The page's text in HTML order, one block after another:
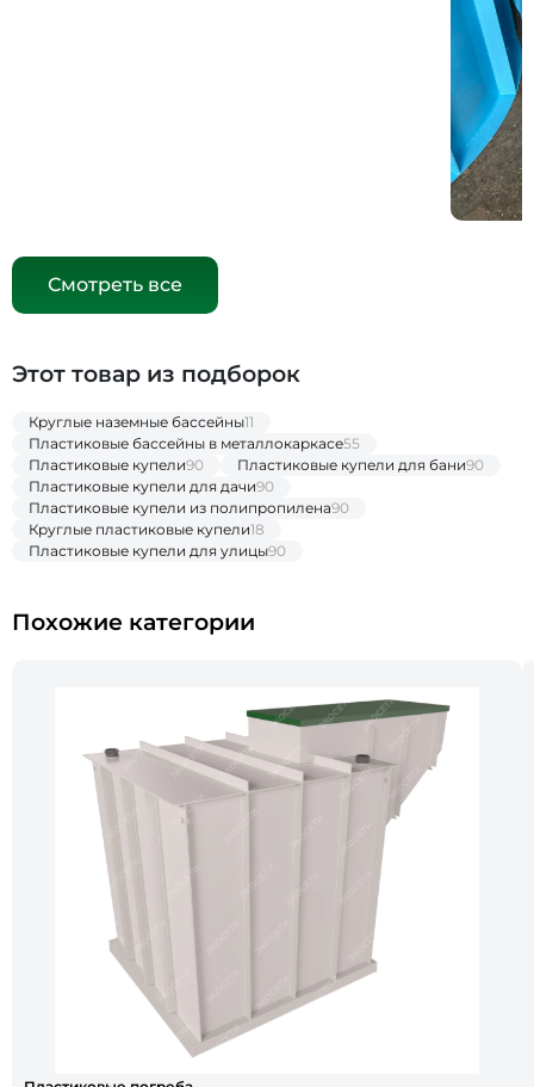
Смотреть все
Этот товар из подборок
Круглые наземные бассейны11
Пластиковые бассейны в металлокаркасе55
Пластиковые купели90 Пластиковые купели для бани90
Пластиковые купели для дачи90
Пластиковые купели из полипропилена90
Круглые пластиковые купели18
Пластиковые купели для улицы90
Похожие категории